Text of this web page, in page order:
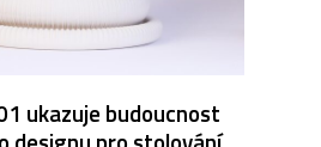
ukazuje budoucnost